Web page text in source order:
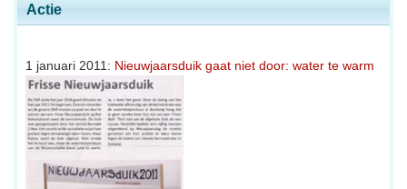
Actie
1 januari 2011: Nieuwjaarsduik gaat niet door: water te warm